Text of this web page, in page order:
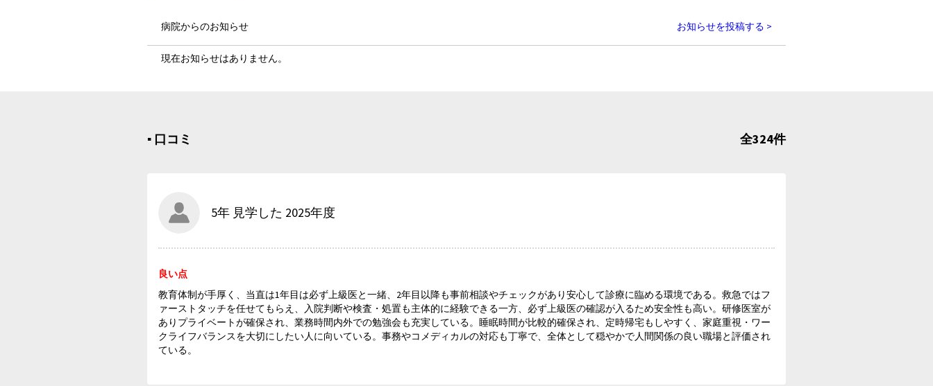
病院からのお知らせ お知らせを投稿する >
現在お知らせはありません。
▪︎ 口コミ 全324件
5年 見学した 2025年度
良い点
教育体制が手厚く、当直は1年目は必ず上級医と一緒、2年目以降も事前相談やチェックがあり安心して診療に臨める環境である。救急ではフ
ァーストタッチを任せてもらえ、入院判断や検査・処置も主体的に経験できる一方、必ず上級医の確認が入るため安全性も高い。研修医室が
ありプライベートが確保され、業務時間内外での勉強会も充実している。睡眠時間が比較的確保され、定時帰宅もしやすく、家庭重視・ワー
クライフバランスを大切にしたい人に向いている。事務やコメディカルの対応も丁寧で、全体として穏やかで人間関係の良い職場と評価され
ている。